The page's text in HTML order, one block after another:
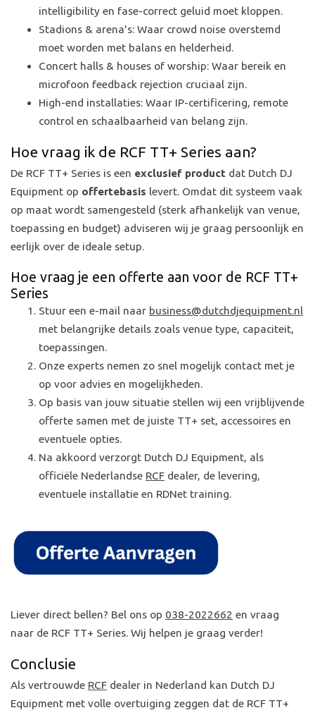
intelligibility en fase-correct geluid moet kloppen.
Stadions & arena's: Waar crowd noise overstemd
moet worden met balans en helderheid.
Concert halls & houses of worship: Waar bereik en
microfoon feedback rejection cruciaal zijn.
High-end installaties: Waar IP-certificering, remote
control en schaalbaarheid van belang zijn.
Hoe vraag ik de RCF TT+ Series aan?
De RCF TT+ Series is een exclusief product dat Dutch DJ
Equipment op offertebasis levert. Omdat dit systeem vaak
op maat wordt samengesteld (sterk afhankelijk van venue,
toepassing en budget) adviseren wij je graag persoonlijk en
eerlijk over de ideale setup.
Hoe vraag je een offerte aan voor de RCF TT+
Series
Stuur een e-mail naar business@dutchdjequipment.nl
met belangrijke details zoals venue type, capaciteit,
toepassingen.
Onze experts nemen zo snel mogelijk contact met je
op voor advies en mogelijkheden.
Op basis van jouw situatie stellen wij een vrijblijvende
offerte samen met de juiste TT+ set, accessoires en
eventuele opties.
Na akkoord verzorgt Dutch DJ Equipment, als
officiële Nederlandse RCF dealer, de levering,
eventuele installatie en RDNet training.
Liever direct bellen? Bel ons op 038-2022662 en vraag
naar de RCF TT+ Series. Wij helpen je graag verder!
Conclusie
Als vertrouwde RCF dealer in Nederland kan Dutch DJ
Equipment met volle overtuiging zeggen dat de RCF TT+